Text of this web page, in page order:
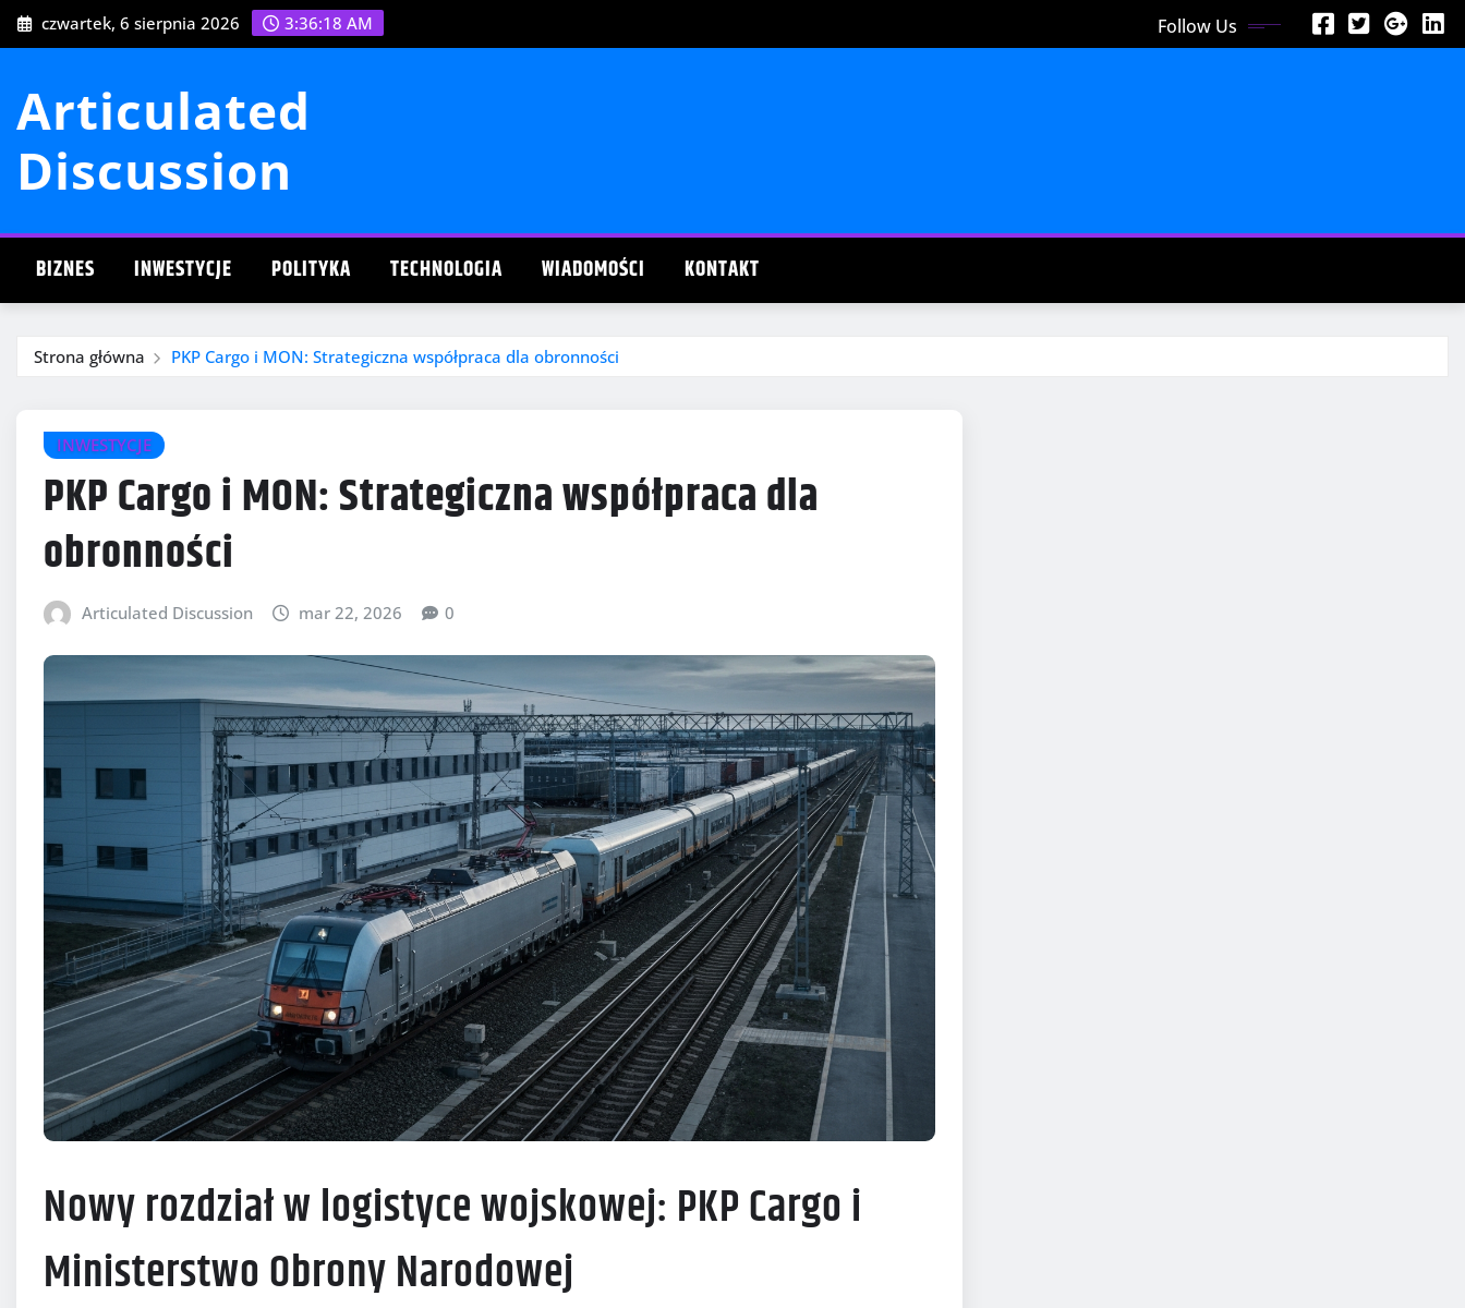
Przejdź
do
czwartek, 6 sierpnia 2026 3:36:19 AM Follow Us
Articulated
Discussion
BIZNES INWESTYCJE POLITYKA TECHNOLOGIA WIADOMOŚCI KONTAKT
Strona główna PKP Cargo i MON: Strategiczna współpraca dla obronności
INWESTYCJE
PKP Cargo i MON: Strategiczna współpraca dla
obronności
Articulated Discussion mar 22, 2026 0
Nowy rozdział w logistyce wojskowej: PKP Cargo i
Ministerstwo Obrony Narodowej